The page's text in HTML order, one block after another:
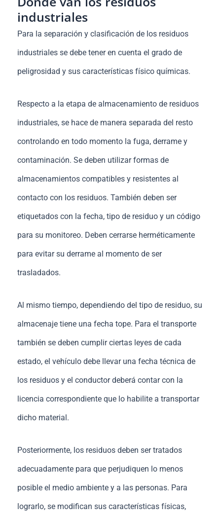
industriales
Para la separación y clasificación de los residuos
industriales se debe tener en cuenta el grado de
peligrosidad y sus características físico químicas.
Respecto a la etapa de almacenamiento de residuos
industriales, se hace de manera separada del resto
controlando en todo momento la fuga, derrame y
contaminación. Se deben utilizar formas de
almacenamientos compatibles y resistentes al
contacto con los residuos. También deben ser
etiquetados con la fecha, tipo de residuo y un código
para su monitoreo. Deben cerrarse herméticamente
para evitar su derrame al momento de ser
trasladados.
Al mismo tiempo, dependiendo del tipo de residuo, su
almacenaje tiene una fecha tope. Para el transporte
también se deben cumplir ciertas leyes de cada
estado, el vehículo debe llevar una fecha técnica de
los residuos y el conductor deberá contar con la
licencia correspondiente que lo habilite a transportar
dicho material.
Posteriormente, los residuos deben ser tratados
adecuadamente para que perjudiquen lo menos
posible el medio ambiente y a las personas. Para
lograrlo, se modifican sus características físicas,